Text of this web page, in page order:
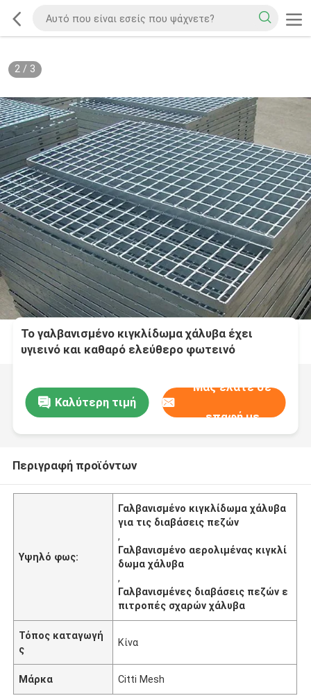
2/ 3
Το γαλβανισμένο κιγκλίδωμα χάλυβα έχει
υγιεινό και καθαρό ελεύθερο φωτεινό
Καλύτερη τιμή
Μας ελάτε σε
επαφή με
Περιγραφή προϊόντων
Υψηλό φως:
Γαλβανισμένο κιγκλίδωμα χάλυβα
για τις διαβάσεις πεζών
,
Γαλβανισμένο αερολιμένας κιγκλί
δωμα χάλυβα
,
Γαλβανισμένες διαβάσεις πεζών ε
πιτροπές σχαρών χάλυβα
Τόπος καταγωγή
ς
Κίνα
Μάρκα Citti Mesh